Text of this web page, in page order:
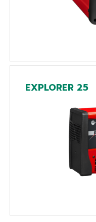
EXPLORER 25